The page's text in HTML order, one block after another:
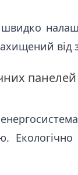
від
панелей